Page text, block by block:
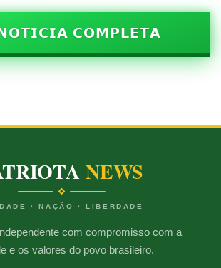
𝗖𝗢𝗠𝗣𝗟𝗘𝗧𝗔
NEWS
· NAÇÃO · LIBERDADE
com compromisso com a
e os valores do povo brasileiro.